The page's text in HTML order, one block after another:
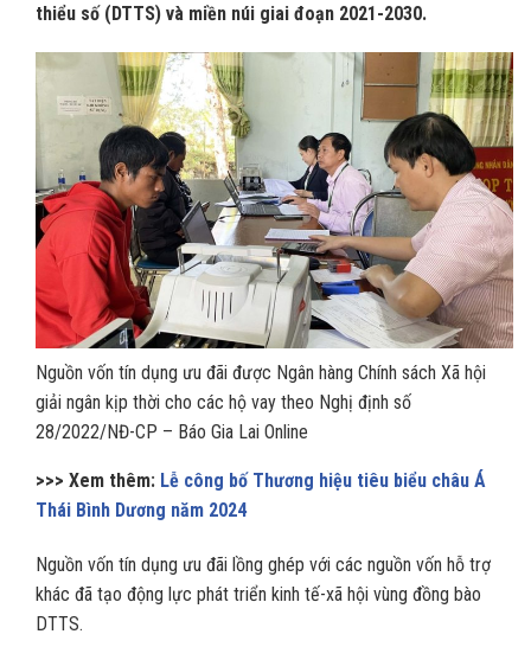
thiểu số (DTTS) và miền núi giai đoạn 2021-2030.
Nguồn vốn tín dụng ưu đãi được Ngân hàng Chính sách Xã hội
giải ngân kịp thời cho các hộ vay theo Nghị định số
28/2022/NĐ-CP – Báo Gia Lai Online
>>> Xem thêm: Lễ công bố Thương hiệu tiêu biểu châu Á
Thái Bình Dương năm 2024
Nguồn vốn tín dụng ưu đãi lồng ghép với các nguồn vốn hỗ trợ
khác đã tạo động lực phát triển kinh tế-xã hội vùng đồng bào
DTTS.